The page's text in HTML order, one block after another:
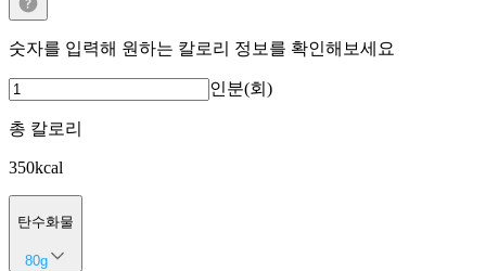
숫자를 입력해 원하는 칼로리 정보를 확인해보세요
인분(회)
총 칼로리
350kcal
탄수화물
80g